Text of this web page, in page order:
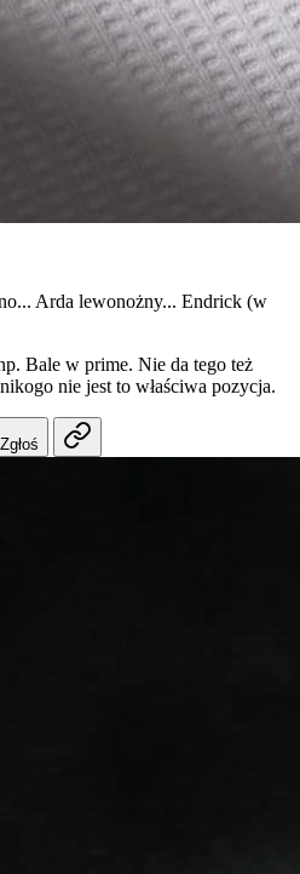
Arda lewonożny... Endrick (w
Bale w prime. Nie da tego też
nie jest to właściwa pozycja.
Zgłoś